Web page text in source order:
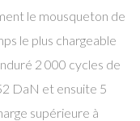
le mousqueton de
le plus chargeable
2 000 cycles de
DaN et ensuite 5
supérieure à